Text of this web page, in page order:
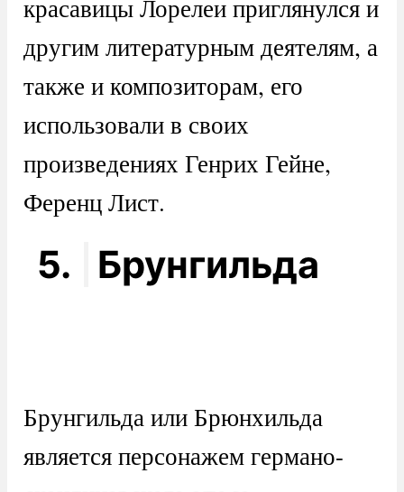
красавицы Лорелеи приглянулся и
другим литературным деятелям, а
также и композиторам, его
использовали в своих
произведениях Генрих Гейне,
Ференц Лист.
5. Брунгильда
Брунгильда или Брюнхильда
является персонажем германо-